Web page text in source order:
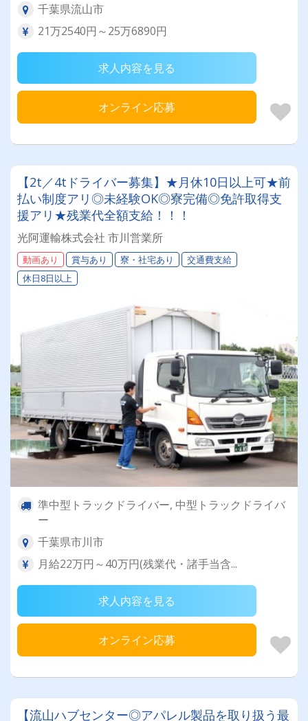
千葉県流山市
21万2540円～25万6890円
求人内容を見る
オンライン応募
【2t／4tドライバー募集】★月休10日以上可★前
払い制度アリ◎未経験OK◎寮完備◎免許取得支
援アリ★残業代全額支給！！！
光阿運輸株式会社 市川営業所
動画あり 賞与あり 寮・社宅あり
交通費支給
休日8日以上
準中型トラックドライバー, 中型トラックドライバ
ー
千葉県市川市
月給22万円～40万円(残業代・諸手当含...
求人内容を見る
オンライン応募
【流山ハブセンター◎アパレル製品を取り扱う最